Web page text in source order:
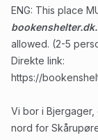
ENG: This place
bookenshelter.dk.
allowed. (2-5
Direkte link:
https://
Vi bor i
nord for